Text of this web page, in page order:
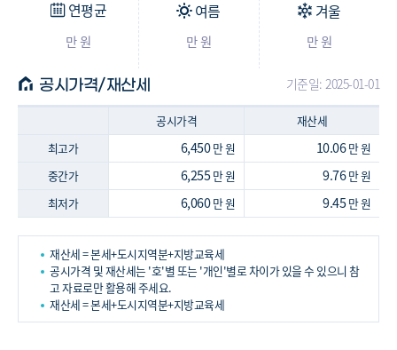
연평균
만 원
여름
만 원
겨울
만 원
공시가격/재산세 기준일: 2025-01-01
공시가격
재산세
최고가
6,450만 원 10.06만 원
중간가
6,255만 원 9.76만 원
최저가
6,060만 원 9.45만 원
재산세 = 본세+도시지역분+지방교육세
공시가격 및 재산세는 '호'별 또는 '개인'별로 차이가 있을 수 있으니 참
고 자료로만 활용해 주세요.
재산세 = 본세+도시지역분+지방교육세